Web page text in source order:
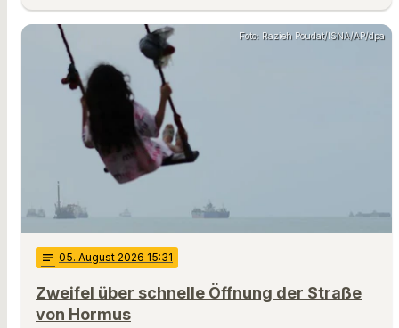
Foto: Razieh Poudat/ISNA/AP/dpa
notes 05. August 2026 15:31
Zweifel über schnelle Öffnung der Straße
von Hormus